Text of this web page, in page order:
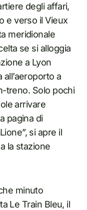
degli affari,
e verso il Vieux
meridionale
se si alloggia
a Lyon
a
treno. Solo pochi
arrivare
pagina di
si apre il
la stazione
minuto
Le Train Bleu, il